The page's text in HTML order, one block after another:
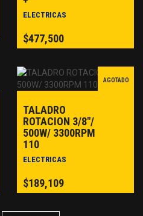
ELECTRICAS
$477,500
AGOTADO
TALADRO
ROTACION 3/8″/
500W/ 3300RPM
110
ELECTRICAS
$189,109